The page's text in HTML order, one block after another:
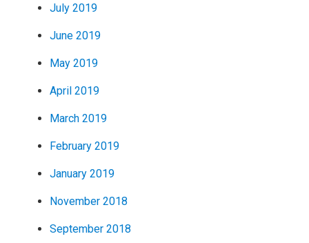
July 2019
June 2019
May 2019
April 2019
March 2019
February 2019
January 2019
November 2018
September 2018